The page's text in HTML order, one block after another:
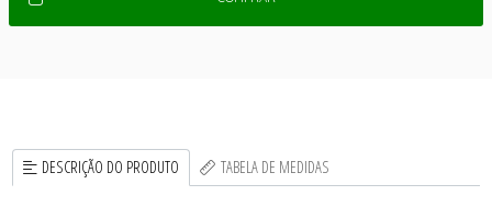
DESCRIÇÃO DO PRODUTO TABELA DE MEDIDAS